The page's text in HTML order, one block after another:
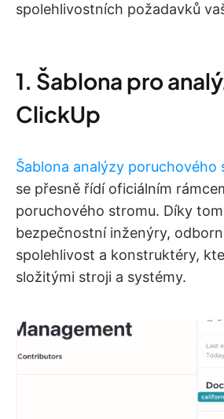
spolehlivostních požadavků
1. Šablona pro
ClickUp
Šablona analýzy poruchového
se přesně řídí oficiálním
poruchového stromu. Díky
bezpečnostní inženýry,
spolehlivost a konstruktéry,
složitými stroji a systémy.